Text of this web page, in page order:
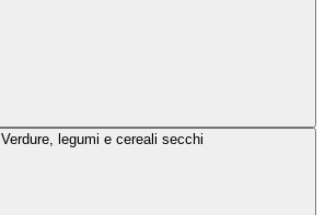
Verdure, legumi e cereali secchi